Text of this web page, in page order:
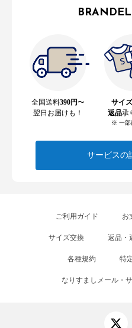
全国送料390円〜
翌日お届けも！
サイ
返品承
※ 一部
サービスの
ご利用ガイド お
サイズ交換 返品・
各種規約 特
なりすましメール・